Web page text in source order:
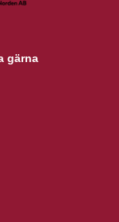
gärna